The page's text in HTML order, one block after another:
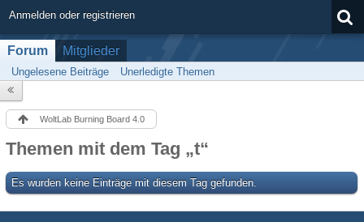
Anmelden oder registrieren
Forum Mitglieder
Ungelesene Beiträge Unerledigte Themen
WoltLab Burning Board 4.0
Themen mit dem Tag „t“
Es wurden keine Einträge mit diesem Tag gefunden.